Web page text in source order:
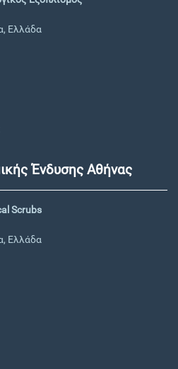
Ελλάδα
Ένδυσης Αθήνας
Scrubs
Ελλάδα